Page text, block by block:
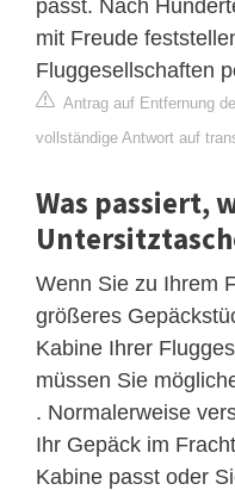
passt. Nach
mit Freude
Fluggesellschaften
Antrag auf Entfernung
vollständige Antwort auf
Was passiert,
Wenn Sie zu Ihrem
größeres
Kabine Ihrer
müssen Sie
. Normalerweise
Ihr Gepäck im
Kabine passt oder